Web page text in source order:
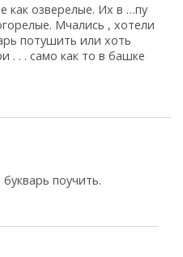
как озверелые. Их в …пу
Мчались , хотели
потушить или хоть
. . . само как то в башке
поучить.